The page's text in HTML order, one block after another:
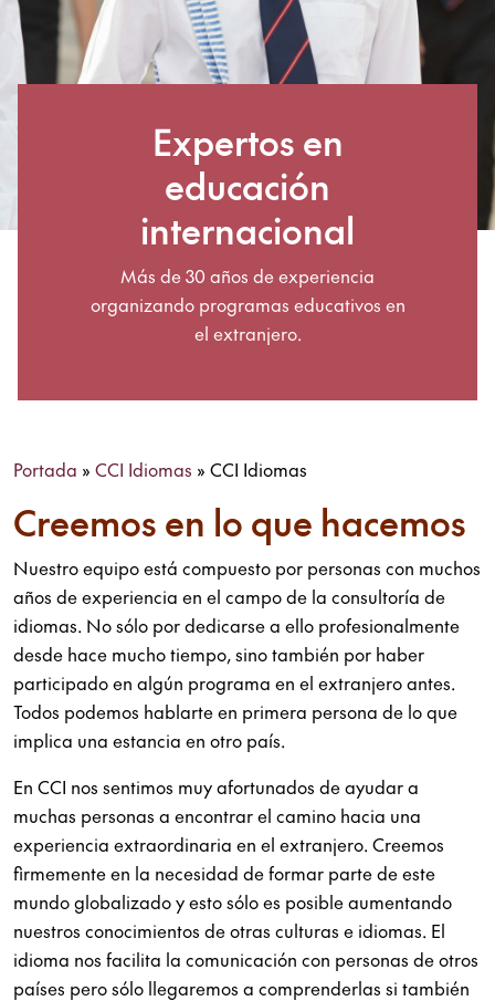
Expertos en
educación
internacional
Más de 30 años de experiencia
organizando programas educativos en
el extranjero.
Portada » CCI Idiomas » CCI Idiomas
Creemos en lo que hacemos
Nuestro equipo está compuesto por personas con muchos
años de experiencia en el campo de la consultoría de
idiomas. No sólo por dedicarse a ello profesionalmente
desde hace mucho tiempo, sino también por haber
participado en algún programa en el extranjero antes.
Todos podemos hablarte en primera persona de lo que
implica una estancia en otro país.
En CCI nos sentimos muy afortunados de ayudar a
muchas personas a encontrar el camino hacia una
experiencia extraordinaria en el extranjero. Creemos
firmemente en la necesidad de formar parte de este
mundo globalizado y esto sólo es posible aumentando
nuestros conocimientos de otras culturas e idiomas. El
idioma nos facilita la comunicación con personas de otros
países pero sólo llegaremos a comprenderlas si también